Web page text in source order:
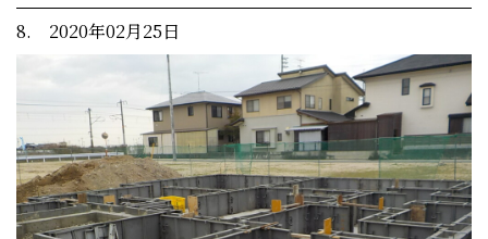
8. 2020年02月25日